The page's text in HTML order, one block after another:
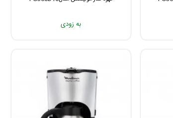
به زودی